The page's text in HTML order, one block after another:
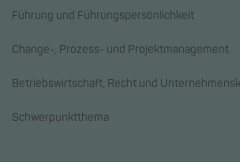
Führung und Führungspersönlichkeit
Change-, Prozess- und Projektmanagement
Betriebswirtschaft, Recht und
Schwerpunktthema